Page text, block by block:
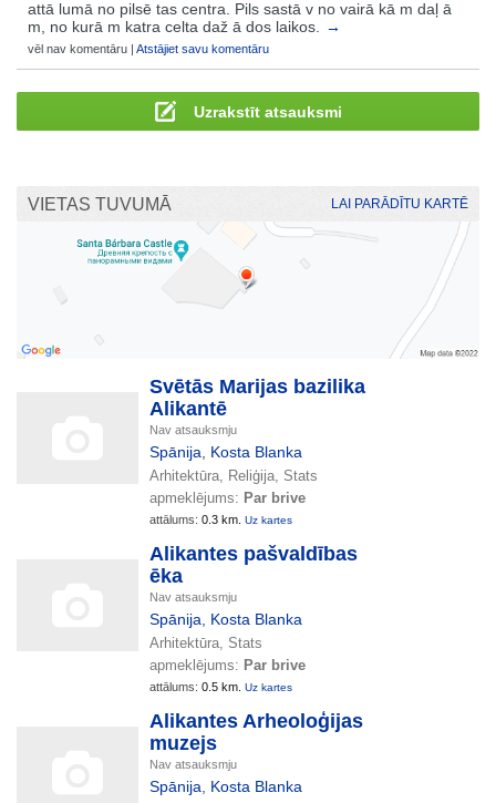
attā lumā no pilsē tas centra. Pils sastā v no vairā kā m daļ ā
m, no kurā m katra celta daž ā dos laikos.
→
vēl nav komentāru | Atstājiet savu komentāru
Uzrakstīt atsauksmi
VIETAS TUVUMĀ LAI PARĀDĪTU KARTĒ
Svētās Marijas bazilika
Alikantē
Nav atsauksmju
Spānija Kosta Blanka
Arhitektūra, Reliģija, Stats
apmeklējums: Par brive
attālums: 0.3 km. Uz kartes
Alikantes pašvaldības
ēka
Nav atsauksmju
Spānija Kosta Blanka
Arhitektūra, Stats
apmeklējums: Par brive
attālums: 0.5 km. Uz kartes
Alikantes Arheoloģijas
muzejs
Nav atsauksmju
Spānija Kosta Blanka